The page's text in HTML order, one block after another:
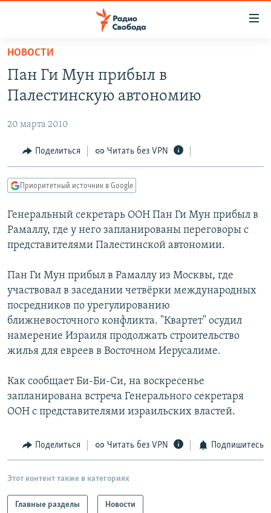
упрощенного
доступа
Вернуться
основному
Вернутся
главной
навигации
Вернутся
поиску
АВТОРСКИЕ ПРОЕКТЫ
ЦИТАТЫ СВОБОДЫ
МНЕНИЯ
IDEL.РЕАЛИИ
КАВКАЗ.РЕАЛИИ
СЕВЕР.РЕАЛИИ
РАСПИСАНИЕ ВЕЩАНИЯ
ПОДПИШИТЕСЬ НА РАССЫЛКУ
СОЦИАЛЬНЫЕ СЕТИ
Все сайты РСЕ/РС
НОВОСТИ
Пан Ги Мун прибыл в
Палестинскую автономию
20 марта 2010
Поделиться Читать без VPN
Приоритетный источник в Google
Генеральный секретарь ООН Пан Ги Мун прибыл в
Рамаллу, где у него запланированы переговоры с
представителями Палестинской автономии.
Пан Ги Мун прибыл в Рамаллу из Москвы, где
участвовал в заседании четвёрки международных
посредников по урегулированию
ближневосточного конфликта. "Квартет" осудил
намерение Израиля продолжать строительство
жилья для евреев в Восточном Иерусалиме.
Как сообщает Би-Би-Си, на воскресенье
запланирована встреча Генерального секретаря
ООН с представителями израильских властей.
Поделиться Читать без VPN Подпишитесь
Этот контент также в категориях
Главные разделы Новости